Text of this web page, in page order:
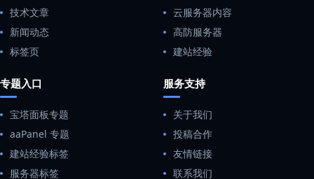
技术文章
新闻动态
标签页
云服务器内容
高防服务器
建站经验
专题入口
宝塔面板专题
aaPanel 专题
建站经验标签
服务器标签
服务支持
关于我们
投稿合作
友情链接
联系我们